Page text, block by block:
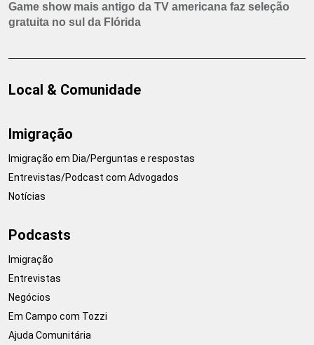
Game show mais antigo da TV americana faz seleção
gratuita no sul da Flórida
Local & Comunidade
Imigração
Imigração em Dia/Perguntas e respostas
Entrevistas/Podcast com Advogados
Notícias
Podcasts
Imigração
Entrevistas
Negócios
Em Campo com Tozzi
Ajuda Comunitária